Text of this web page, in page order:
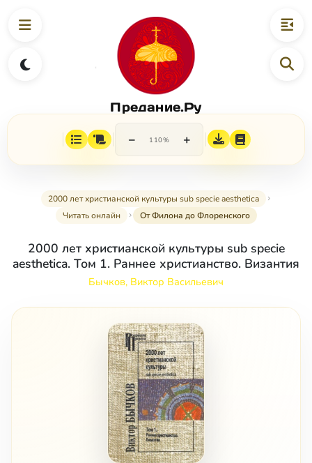
Предание.Ру
− 110% +
2000 лет христианской культуры sub specie aesthetica
Читать онлайн
От Филона до Флоренского
2000 лет христианской культуры sub specie
aesthetica. Том 1. Раннее христианство. Византия
Бычков, Виктор Васильевич